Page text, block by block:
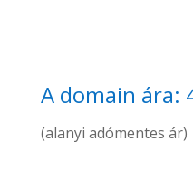
A domain ára:
(alanyi adómentes ár)